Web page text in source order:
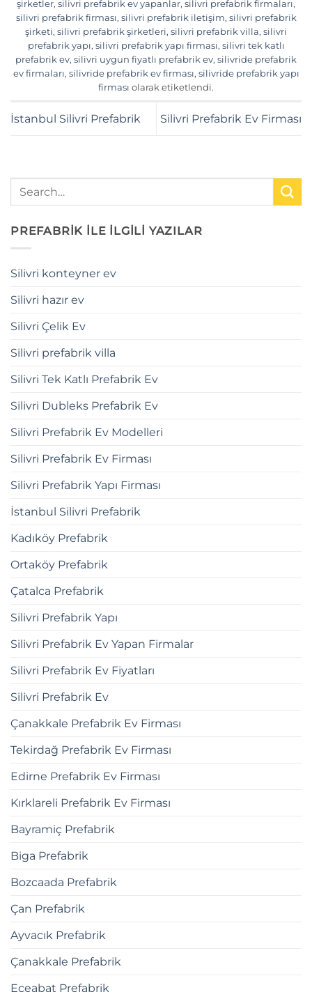
şirketler, silivri prefabrik ev yapanlar, silivri prefabrik firmaları,
silivri prefabrik firması, silivri prefabrik iletişim, silivri prefabrik
şirketi, silivri prefabrik şirketleri, silivri prefabrik villa, silivri
prefabrik yapı, silivri prefabrik yapı firması, silivri tek katlı
prefabrik ev, silivri uygun fiyatlı prefabrik ev, silivride prefabrik
ev firmaları, silivride prefabrik ev firması, silivride prefabrik yapı
firması olarak etiketlendi.
İstanbul Silivri Prefabrik Silivri Prefabrik Ev Firması
PREFABRİK İLE İLGİLİ YAZILAR
Silivri konteyner ev
Silivri hazır ev
Silivri Çelik Ev
Silivri prefabrik villa
Silivri Tek Katlı Prefabrik Ev
Silivri Dubleks Prefabrik Ev
Silivri Prefabrik Ev Modelleri
Silivri Prefabrik Ev Firması
Silivri Prefabrik Yapı Firması
İstanbul Silivri Prefabrik
Kadıköy Prefabrik
Ortaköy Prefabrik
Çatalca Prefabrik
Silivri Prefabrik Yapı
Silivri Prefabrik Ev Yapan Firmalar
Silivri Prefabrik Ev Fiyatları
Silivri Prefabrik Ev
Çanakkale Prefabrik Ev Firması
Tekirdağ Prefabrik Ev Firması
Edirne Prefabrik Ev Firması
Kırklareli Prefabrik Ev Firması
Bayramiç Prefabrik
Biga Prefabrik
Bozcaada Prefabrik
Çan Prefabrik
Ayvacık Prefabrik
Çanakkale Prefabrik
Eceabat Prefabrik